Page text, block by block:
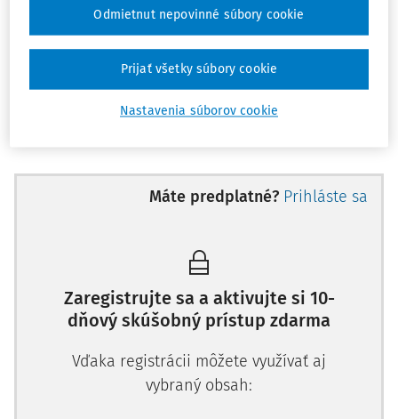
úväzkov a pracovného času zamestnancov na týchto
pozíciách, konkretizovanie pojmu tzv. jednotkového
nákladu, prehľad predkladanej dokumentácie na úhradu
jednotkového nákladu, informácie o kontrole skutočností
súvisiacich s realizáciou projektových aktivít, podmienky
pre informovanie či monitorovan
Máte predplatné? Prihláste sa
Zaregistrujte sa a aktivujte si 10-
dňový skúšobný prístup zdarma
Vďaka registrácii môžete využívať aj
vybraný obsah:
Nastavenia súborov cookie
Odmietnut nepovinné súbory cookie
Prijať všetky súbory cookie